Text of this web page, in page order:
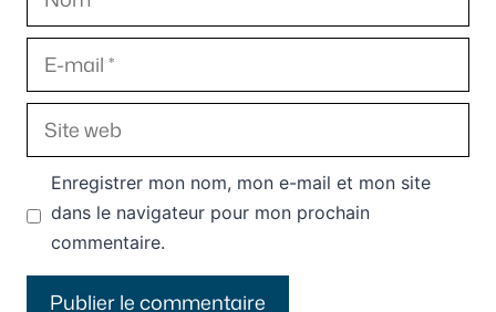
E-
mail
Site
web
Enregistrer mon nom, mon e-mail et mon site
dans le navigateur pour mon prochain
commentaire.